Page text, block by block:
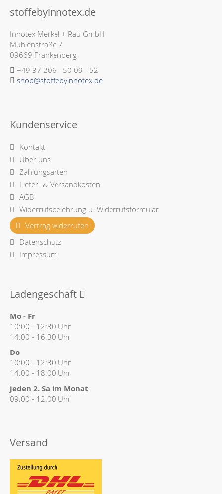
stoffebyinnotex.de
Innotex Merkel + Rau GmbH
Mühlenstraße 7
09669 Frankenberg
+49 37 206 - 50 09 - 52
shop@stoffebyinnotex.de
Kundenservice
Kontakt
Über uns
Zahlungsarten
Liefer- & Versandkosten
AGB
Widerrufsbelehrung u. Widerrufsformular
Vertrag widerrufen
Datenschutz
Impressum
Ladengeschäft
Mo - Fr
10:00 - 12:30 Uhr
14:00 - 16:30 Uhr
Do
10:00 - 12:30 Uhr
14:00 - 18:00 Uhr
jeden 2. Sa im Monat
09:00 - 12:00 Uhr
Versand